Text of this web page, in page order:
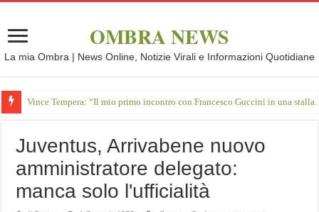
OMBRA NEWS
La mia Ombra | News Online, Notizie Virali e Informazioni Quotidiane
Vince Tempera: “Il mio primo incontro con Francesco Guccini in una
Juventus, Arrivabene nuovo
amministratore delegato:
manca solo l'ufficialità